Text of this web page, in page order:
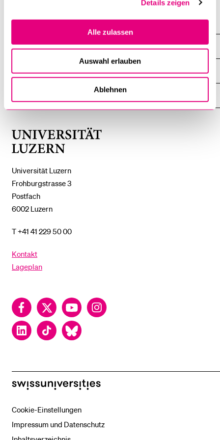
Details zeigen
Alle zulassen
Auswahl erlauben
Ablehnen
Universität Luzern
Frohburgstrasse 3
Postfach
6002 Luzern
T +41 41 229 50 00
Kontakt
Lageplan
FacebookTwitter YouTubeInstagram
LinkedInTikTok Bluesky
DIE UNI FÜR ...
ZEIGE
UNTERMENÜ
ZENTRALE EINRICHTUNGEN
ZEIGE
ZEIGE
DAS
swissuniversities
Cookie-Einstellungen
Impressum und Datenschutz